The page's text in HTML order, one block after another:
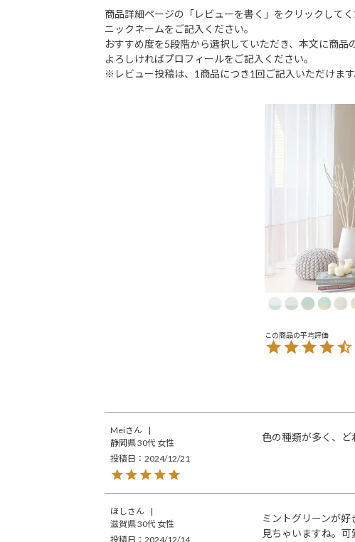
商品詳細ページの「レビューを書く」をクリックしてく
ニックネームをご記入ください。
おすすめ度を5段階から選択していただき、本文に商品
よろしければプロフィールをご記入ください。
※レビュー投稿は、1商品につき1回ご記入いただけます
Mei
静岡県30代 女性
投稿日
2024/12/21
色の種類が多く、ど
ほし
滋賀県30代 女性
投稿日
2024/12/14
ミントグリーンが
見ちゃいますね。可